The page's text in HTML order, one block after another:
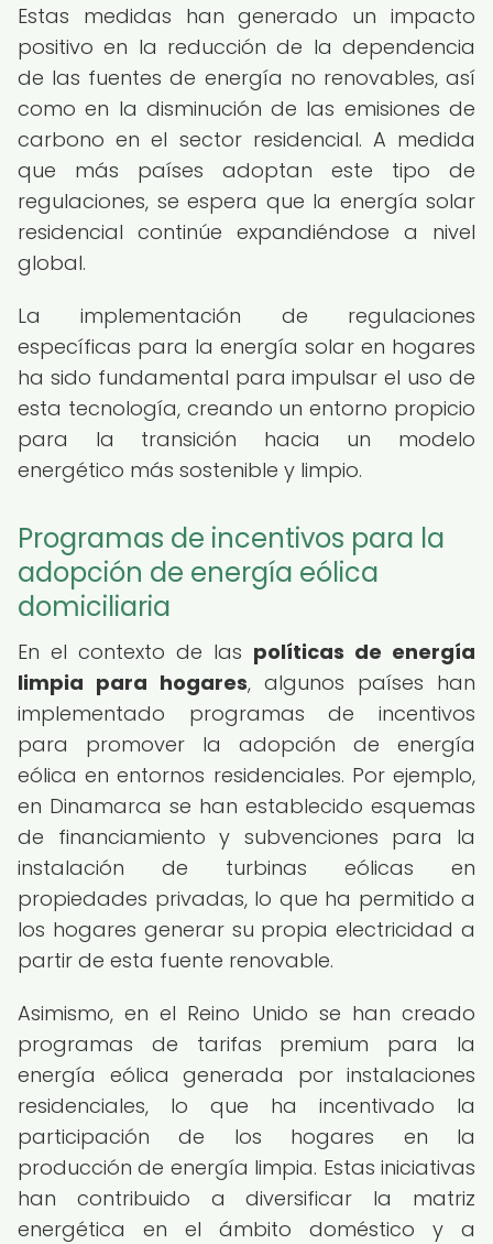
Estas medidas han generado un impacto
positivo en la reducción de la dependencia
de las fuentes de energía no renovables, así
como en la disminución de las emisiones de
carbono en el sector residencial. A medida
que más países adoptan este tipo de
regulaciones, se espera que la energía solar
residencial continúe expandiéndose a nivel
global.
La implementación de regulaciones
específicas para la energía solar en hogares
ha sido fundamental para impulsar el uso de
esta tecnología, creando un entorno propicio
para la transición hacia un modelo
energético más sostenible y limpio.
Programas de incentivos para la
adopción de energía eólica
domiciliaria
En el contexto de las políticas de energía
limpia para hogares, algunos países han
implementado programas de incentivos
para promover la adopción de energía
eólica en entornos residenciales. Por ejemplo,
en Dinamarca se han establecido esquemas
de financiamiento y subvenciones para la
instalación de turbinas eólicas en
propiedades privadas, lo que ha permitido a
los hogares generar su propia electricidad a
partir de esta fuente renovable.
Asimismo, en el Reino Unido se han creado
programas de tarifas premium para la
energía eólica generada por instalaciones
residenciales, lo que ha incentivado la
participación de los hogares en la
producción de energía limpia. Estas iniciativas
han contribuido a diversificar la matriz
energética en el ámbito doméstico y a